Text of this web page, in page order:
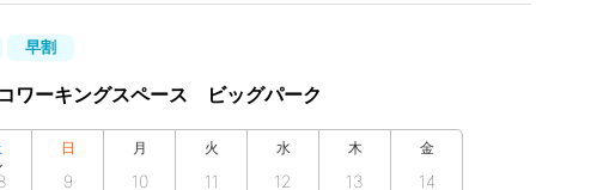
早割
ワーキングスペース ビッグパーク
日
9
月
10
火
11
水
12
木
13
金
14